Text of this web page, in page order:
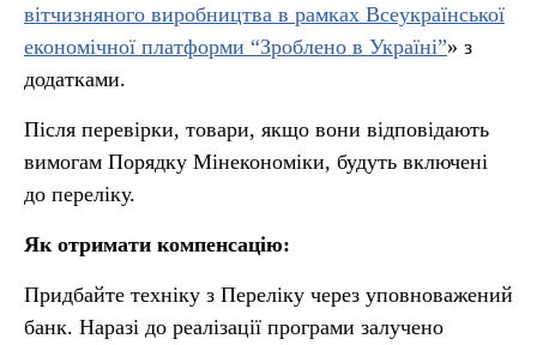
вітчизняного виробництва в рамках Всеукраїнської
економічної платформи “Зроблено в Україні”» з
додатками.
Після перевірки, товари, якщо вони відповідають
вимогам Порядку Мінекономіки, будуть включені
до переліку.
Як отримати компенсацію:
Придбайте техніку з Переліку через уповноважений
банк. Наразі до реалізації програми залучено